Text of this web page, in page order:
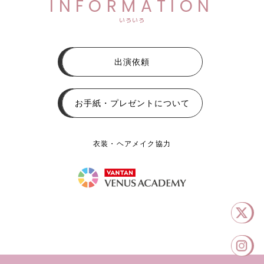
INFORMATION
いろいろ
出演依頼
お手紙・プレゼントについて
衣装・ヘアメイク協力